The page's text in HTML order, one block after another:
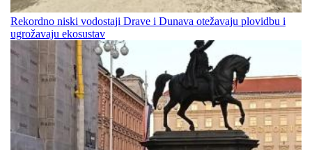
Rekordno niski vodostaji Drave i Dunava otežavaju plovidbu i
ugrožavaju ekosustav